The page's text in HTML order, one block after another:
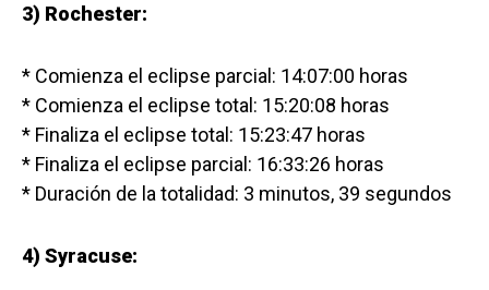
3) Rochester:
* Comienza el eclipse parcial: 14:07:00 horas
* Comienza el eclipse total: 15:20:08 horas
* Finaliza el eclipse total: 15:23:47 horas
* Finaliza el eclipse parcial: 16:33:26 horas
* Duración de la totalidad: 3 minutos, 39 segundos
4) Syracuse: